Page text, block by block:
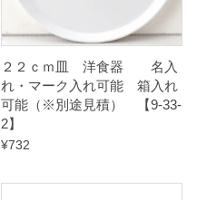
２２ｃｍ皿 洋食器 名入
れ・マーク入れ可能 箱入れ
可能（※別途見積） 【9-33-
2】
¥732